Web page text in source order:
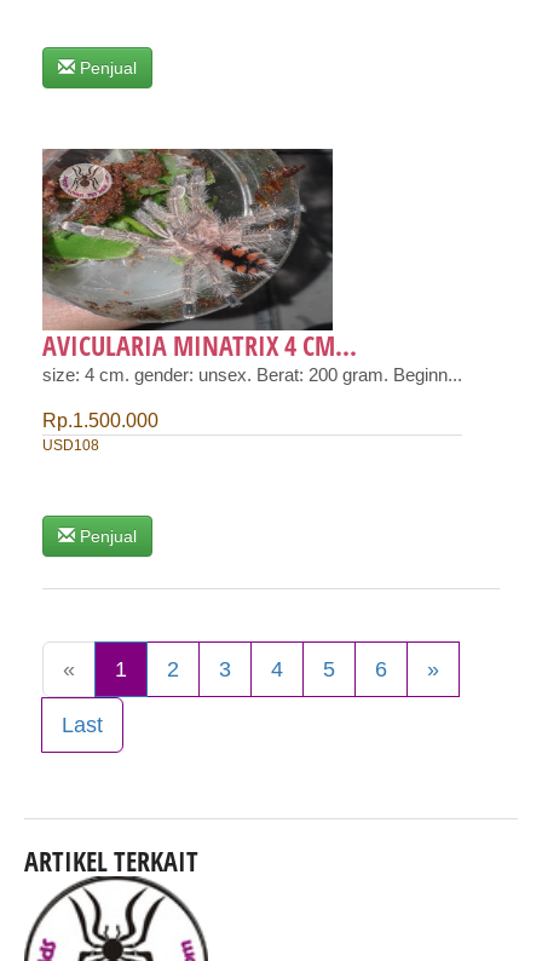
Penjual
AVICULARIA MINATRIX 4 CM...
size: 4 cm. gender: unsex. Berat: 200 gram. Beginn...
Rp.1.500.000
USD108
Penjual
« 1 2 3 4 5 6 »
Last
ARTIKEL TERKAIT